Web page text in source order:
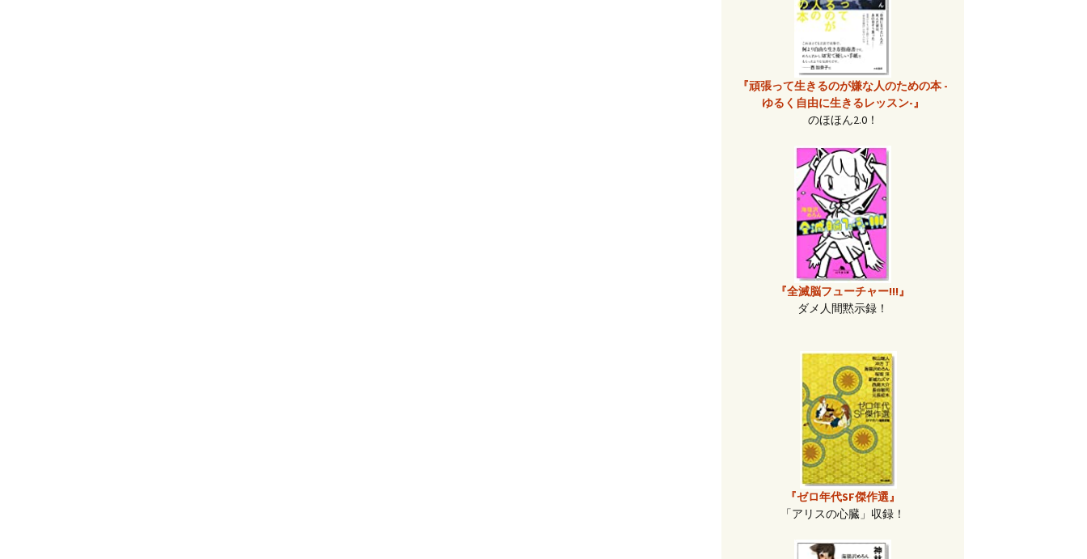
『頑張って生きるのが嫌な人のための本 -
ゆるく自由に生きるレッスン-』
のほほん2.0！
『全滅脳フューチャー!!!』
ダメ人間黙示録！
『ゼロ年代SF傑作選』
「アリスの心臓」収録！